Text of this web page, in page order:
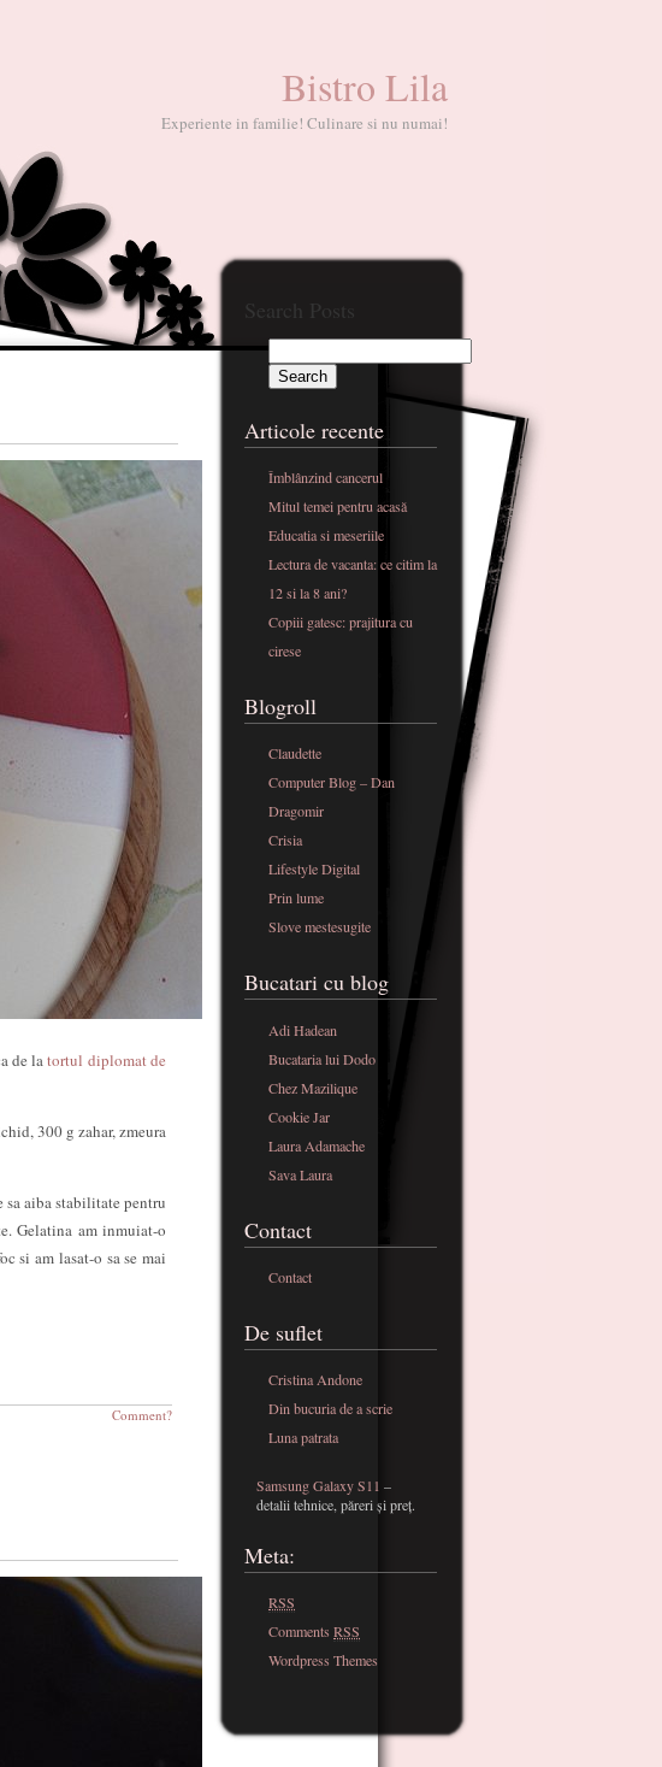
Bistro Lila
Experiente in familie! Culinare si nu numai!
de latortul diplomat de
300 g zahar, zmeura
sa aiba stabilitate pentru
Gelatina am inmuiat-o
si am lasat-o sa se mai
Comment?
Search Posts
Articole recente
Îmblânzind cancerul
Mitul temei pentru acasă
Educatia si meseriile
Lectura de vacanta: ce citim la
12 si la 8 ani?
Copiii gatesc: prajitura cu
cirese
Blogroll
Claudette
Computer Blog – Dan
Dragomir
Crisia
Lifestyle Digital
Prin lume
Slove mestesugite
Bucatari cu blog
Adi Hadean
Bucataria lui Dodo
Chez Mazilique
Cookie Jar
Laura Adamache
Sava Laura
Contact
Contact
De suflet
Cristina Andone
Din bucuria de a scrie
Luna patrata
Samsung Galaxy S11 –
detalii tehnice, păreri și preț.
Meta:
RSS
Comments RSS
Wordpress Themes